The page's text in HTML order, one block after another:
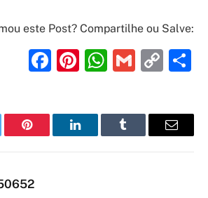
este Post? Compartilhe ou Salve:
Facebook
Pinterest
Gmail
Pinterest LinkedInTumblr Email